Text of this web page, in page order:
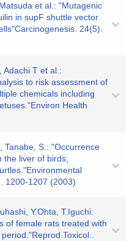
et al.: "Mutagenic
in supF shuttle vector
24(5).
Adachi T et al.:
to risk assessment of
chemicals including
Health
Tanabe, S.: "Occurrence
liver of birds,
1200-1207 (2003)
Y.Ohta, T.Iguchi:
of female rats treated with